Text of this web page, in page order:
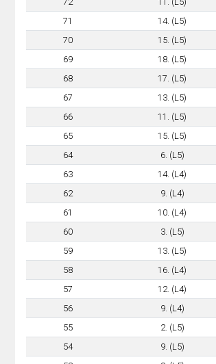
71
14. (L5)
70
15. (L5)
69
18. (L5)
68
17. (L5)
67
13. (L5)
66
11. (L5)
65
15. (L5)
64
6. (L5)
63
14. (L4)
62
9. (L4)
61
10. (L4)
60
3. (L5)
59
13. (L5)
58
16. (L4)
57
12. (L4)
56
9. (L4)
55
2. (L5)
54
9. (L5)